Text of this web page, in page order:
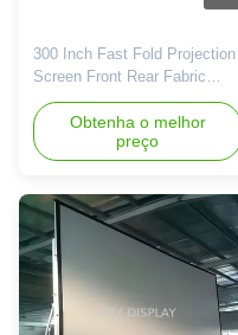
300 Inch Fast Fold Projection
Screen Front Rear Fabric
Outdoor Cinema Large Screen
Customize The core value of
a quick-folding projection
screen lies in its perfect
and professional image
quality. It sacrifices the "fixed
convenience" of motorized
and framed screens, but ...
Obtenha o melhor
preço